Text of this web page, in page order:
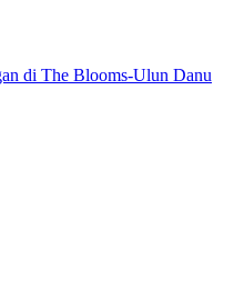
di The Blooms-Ulun Danu